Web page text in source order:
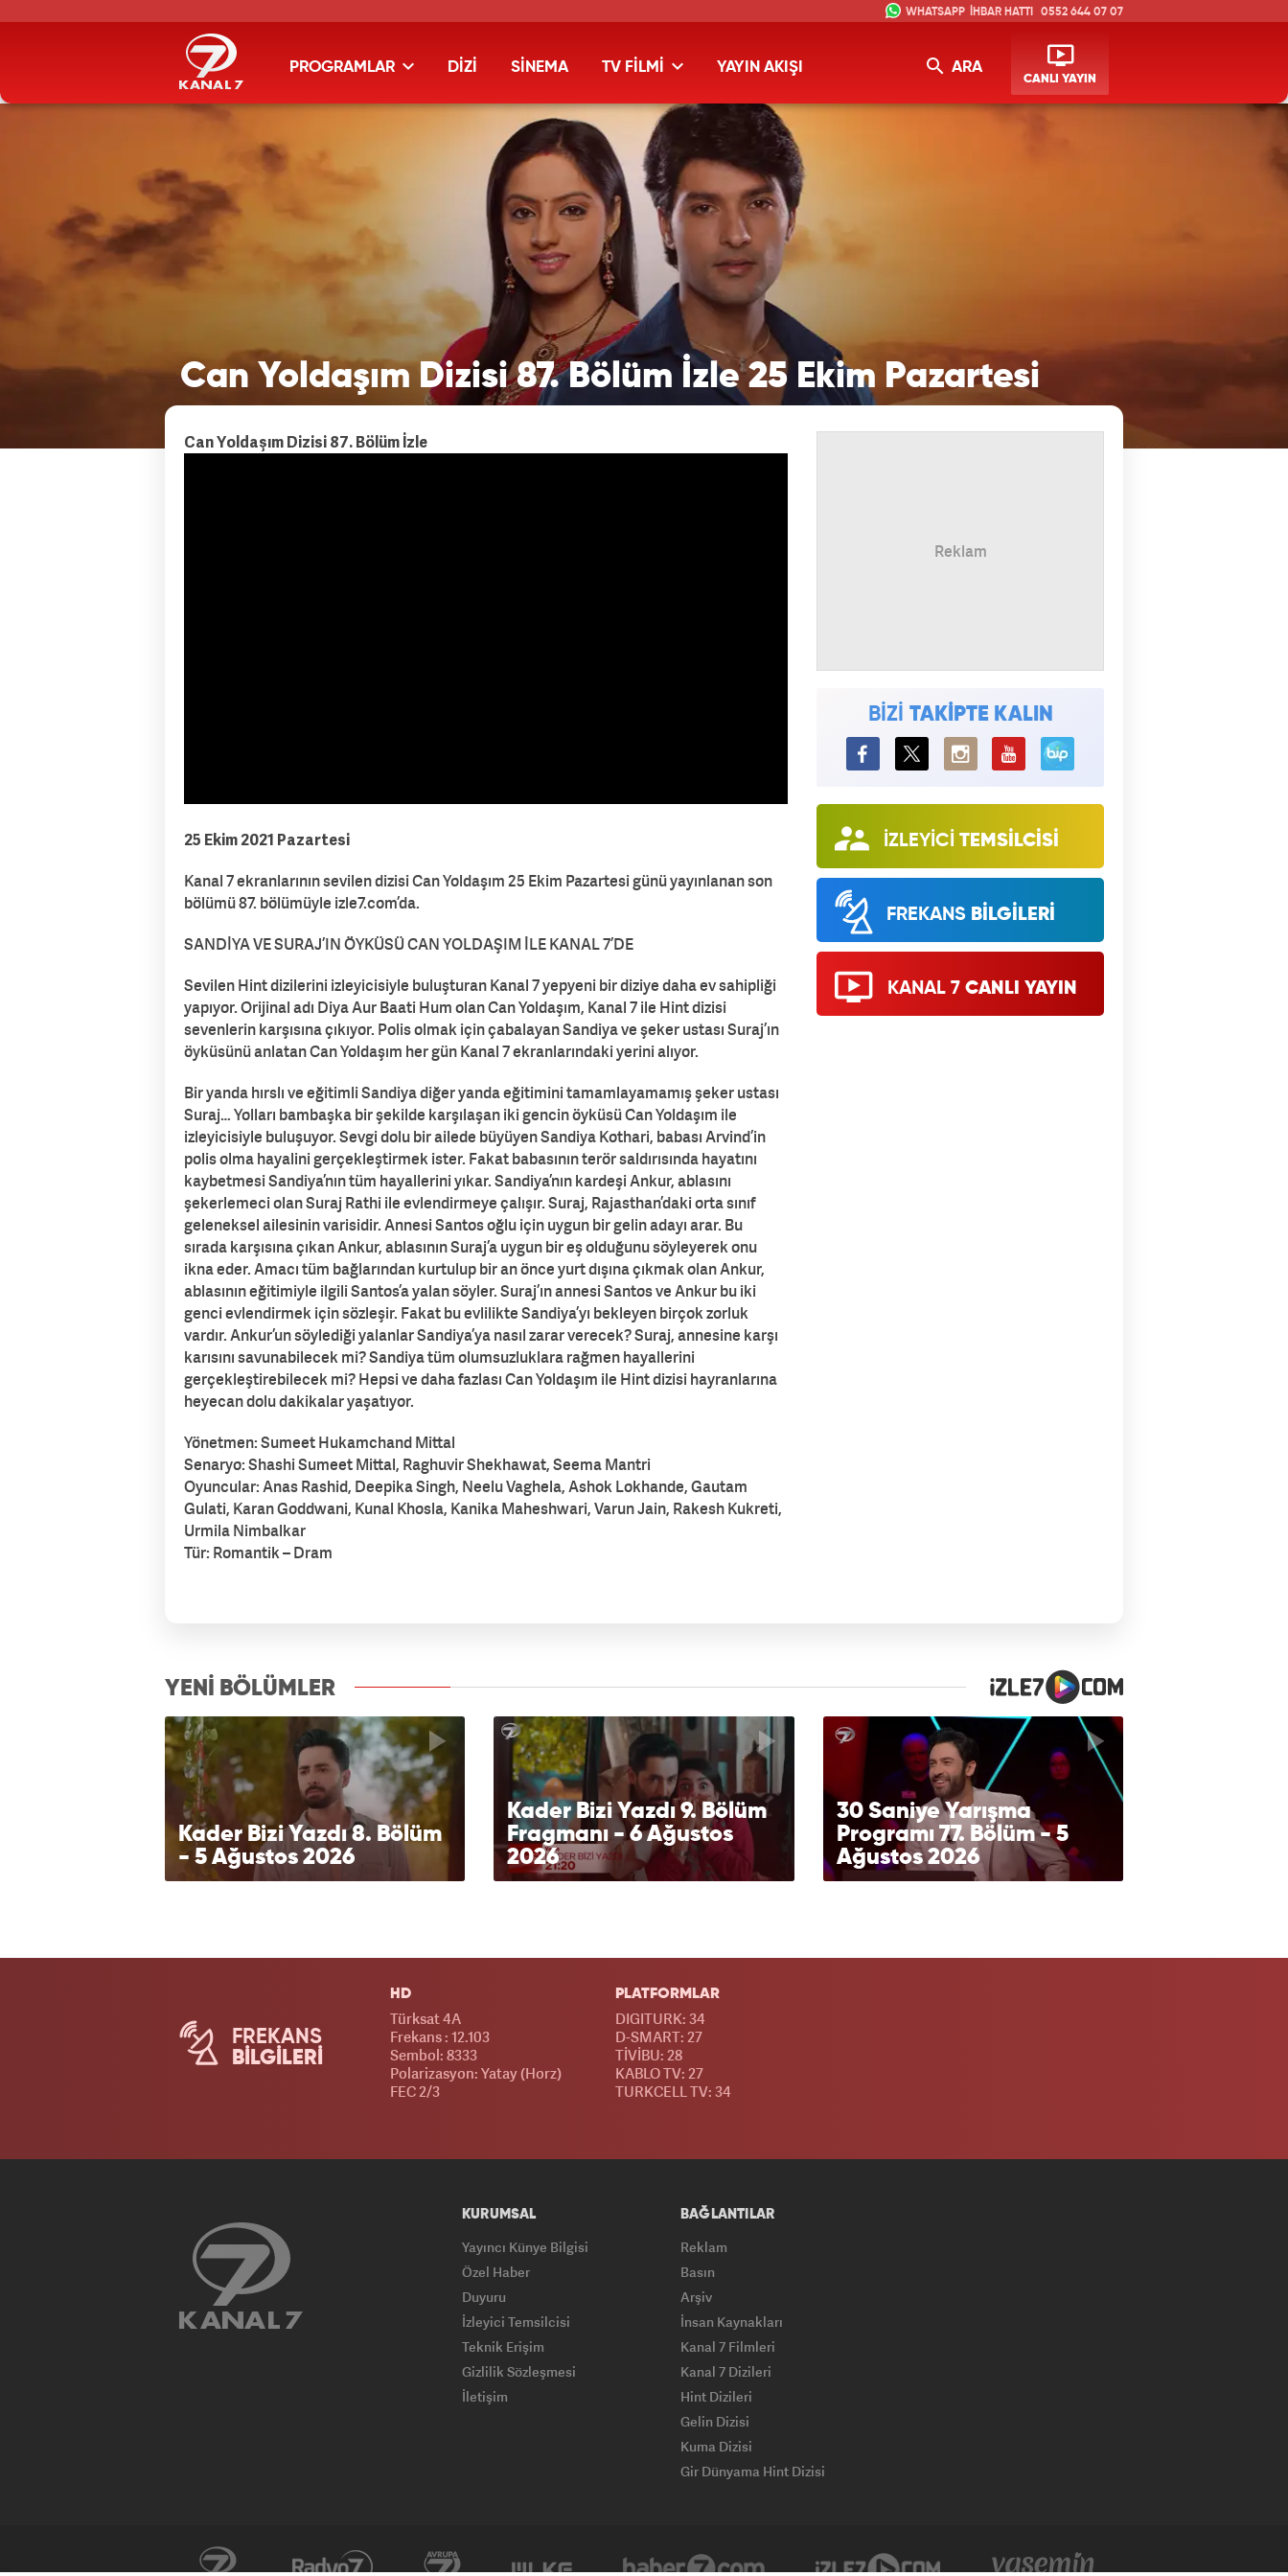
PROGRAMLAR DİZİ SİNEMA TV FİLMİ YAYIN AKIŞI ARA
CANLI YAYIN
İHBAR HATTI 0552 644 07 07
Can Yoldaşım Dizisi 87. Bölüm İzle 25 Ekim Pazartesi
Can Yoldaşım Dizisi 87. Bölüm İzle
25 Ekim 2021 Pazartesi
Kanal 7 ekranlarının sevilen dizisi Can Yoldaşım 25 Ekim Pazartesi günü yayınlanan son
bölümü 87. bölümüyle izle7.com’da.
SANDİYA VE SURAJ’IN ÖYKÜSÜ CAN YOLDAŞIM İLE KANAL 7’DE
Sevilen Hint dizilerini izleyicisiyle buluşturan Kanal 7 yepyeni bir diziye daha ev sahipliği
yapıyor. Orijinal adı Diya Aur Baati Hum olan Can Yoldaşım, Kanal 7 ile Hint dizisi
sevenlerin karşısına çıkıyor. Polis olmak için çabalayan Sandiya ve şeker ustası Suraj’ın
öyküsünü anlatan Can Yoldaşım her gün Kanal 7 ekranlarındaki yerini alıyor.
Bir yanda hırslı ve eğitimli Sandiya diğer yanda eğitimini tamamlayamamış şeker ustası
Suraj… Yolları bambaşka bir şekilde karşılaşan iki gencin öyküsü Can Yoldaşım ile
izleyicisiyle buluşuyor. Sevgi dolu bir ailede büyüyen Sandiya Kothari, babası Arvind’in
polis olma hayalini gerçekleştirmek ister. Fakat babasının terör saldırısında hayatını
kaybetmesi Sandiya’nın tüm hayallerini yıkar. Sandiya’nın kardeşi Ankur, ablasını
şekerlemeci olan Suraj Rathi ile evlendirmeye çalışır. Suraj, Rajasthan’daki orta sınıf
geleneksel ailesinin varisidir. Annesi Santos oğlu için uygun bir gelin adayı arar. Bu
sırada karşısına çıkan Ankur, ablasının Suraj’a uygun bir eş olduğunu söyleyerek onu
ikna eder. Amacı tüm bağlarından kurtulup bir an önce yurt dışına çıkmak olan Ankur,
ablasının eğitimiyle ilgili Santos’a yalan söyler. Suraj’ın annesi Santos ve Ankur bu iki
genci evlendirmek için sözleşir. Fakat bu evlilikte Sandiya’yı bekleyen birçok zorluk
vardır. Ankur’un söylediği yalanlar Sandiya’ya nasıl zarar verecek? Suraj, annesine karşı
karısını savunabilecek mi? Sandiya tüm olumsuzluklara rağmen hayallerini
gerçekleştirebilecek mi? Hepsi ve daha fazlası Can Yoldaşım ile Hint dizisi hayranlarına
heyecan dolu dakikalar yaşatıyor.
Yönetmen: Sumeet Hukamchand Mittal
Senaryo: Shashi Sumeet Mittal, Raghuvir Shekhawat, Seema Mantri
Oyuncular: Anas Rashid, Deepika Singh, Neelu Vaghela, Ashok Lokhande, Gautam
Gulati, Karan Goddwani, Kunal Khosla, Kanika Maheshwari, Varun Jain, Rakesh Kukreti,
Urmila Nimbalkar
Tür: Romantik – Dram
BİZİ TAKİPTE KALIN
BiP
İZLEYİCİ TEMSİLCİSİ
FREKANS BİLGİLERİ
KANAL 7 CANLI YAYIN
YENİ BÖLÜMLER
Kader Bizi Yazdı 8. Bölüm
- 5 Ağustos 2026
Kader Bizi Yazdı 9. Bölüm
Fragmanı - 6 Ağustos
2026
30 Saniye Yarışma
Programı 77. Bölüm - 5
Ağustos 2026
FREKANS
BİLGİLERİ
HD
Türksat 4A
Frekans : 12.103
Sembol: 8333
Polarizasyon: Yatay (Horz)
FEC 2/3
PLATFORMLAR
DIGITURK: 34
D-SMART: 27
TİVİBU: 28
KABLO TV: 27
TURKCELL TV: 34
KURUMSAL
Yayıncı Künye Bilgisi
Özel Haber
Duyuru
İzleyici Temsilcisi
Teknik Erişim
Gizlilik Sözleşmesi
İletişim
BAĞLANTILAR
Reklam
Basın
Arşiv
İnsan Kaynakları
Kanal 7 Filmleri
Kanal 7 Dizileri
Hint Dizileri
Gelin Dizisi
Kuma Dizisi
Gir Dünyama Hint Dizisi
Haber7 Yasemin